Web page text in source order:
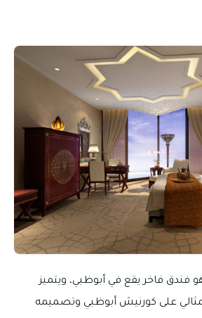
فندق فاخر يقع في أبوظبي، ويتميز
على كورنيش أبوظبي وتصميمه